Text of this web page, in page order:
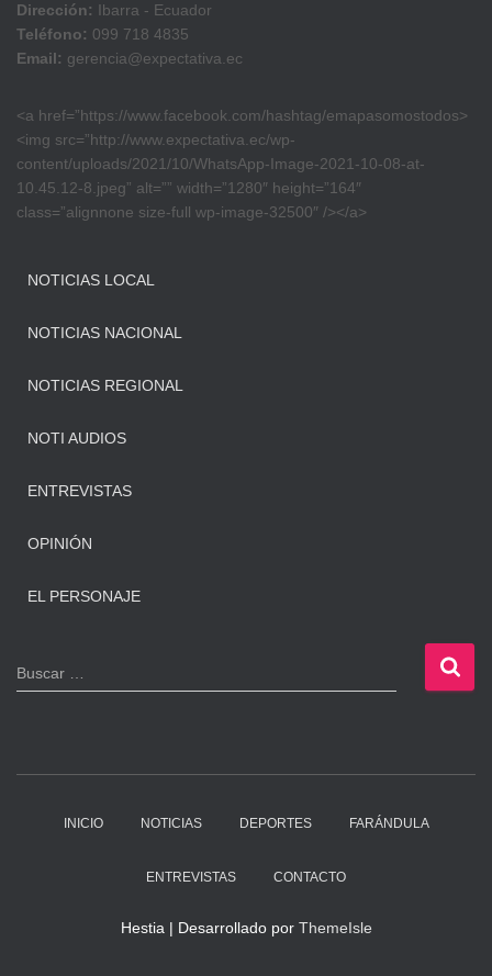
Dirección: Ibarra - Ecuador
Teléfono: 099 718 4835
Email: gerencia@expectativa.ec
<a href=”https://www.facebook.com/hashtag/emapasomostodos>
<img src=”http://www.expectativa.ec/wp-
content/uploads/2021/10/WhatsApp-Image-2021-10-08-at-
10.45.12-8.jpeg” alt=”” width=”1280″ height=”164″
class=”alignnone size-full wp-image-32500″ /></a>
NOTICIAS LOCAL
NOTICIAS NACIONAL
NOTICIAS REGIONAL
NOTI AUDIOS
ENTREVISTAS
OPINIÓN
EL PERSONAJE
B
u
Buscar …
INICIO NOTICIAS DEPORTES FARÁNDULA
ENTREVISTAS CONTACTO
Hestia | Desarrollado por ThemeIsle